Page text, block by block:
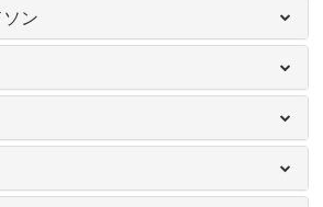
ン